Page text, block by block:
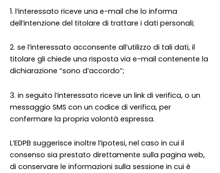
1. l’interessato riceve una e-mail che lo informa
dell’intenzione del titolare di trattare i dati personali;
2. se l’interessato acconsente all’utilizzo di tali dati, il
titolare gli chiede una risposta via e-mail contenente la
dichiarazione “sono d’accordo”;
3. in seguito l’interessato riceve un link di verifica, o un
messaggio SMS con un codice di verifica, per
confermare la propria volontà espressa.
L’EDPB suggerisce inoltre l’ipotesi, nel caso in cui il
consenso sia prestato direttamente sulla pagina web,
di conservare le informazioni sulla sessione in cui è